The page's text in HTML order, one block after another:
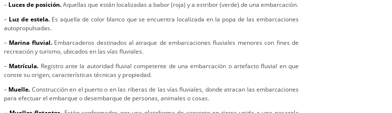
– Luces de posición.Aquellas que están localizadas a babor (roja) y a estribor (verde) de una embarcación.
– Luz de estela. Es aquella de color blanco que se encuentra localizada en la popa de las embarcaciones
autopropulsadas.
– Marina fluvial. Embarcaderos destinados al atraque de embarcaciones fluviales menores con fines de
recreación y turismo, ubicados en las vías fluviales.
– Matrícula. Registro ante la autoridad fluvial competente de una embarcación o artefacto fluvial en que
conste su origen, características técnicas y propiedad.
– Muelle. Construcción en el puerto o en las riberas de las vías fluviales, donde atracan las embarcaciones
para efectuar el embarque o desembarque de personas, animales o cosas.